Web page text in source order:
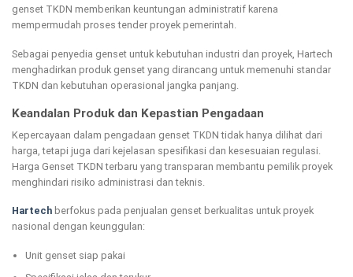
genset TKDN memberikan keuntungan administratif karena
mempermudah proses tender proyek pemerintah.
Sebagai penyedia genset untuk kebutuhan industri dan proyek, Hartech
menghadirkan produk genset yang dirancang untuk memenuhi standar
TKDN dan kebutuhan operasional jangka panjang.
Keandalan Produk dan Kepastian Pengadaan
Kepercayaan dalam pengadaan genset TKDN tidak hanya dilihat dari
harga, tetapi juga dari kejelasan spesifikasi dan kesesuaian regulasi.
Harga Genset TKDN terbaru yang transparan membantu pemilik proyek
menghindari risiko administrasi dan teknis.
Hartech berfokus pada penjualan genset berkualitas untuk proyek
nasional dengan keunggulan:
Unit genset siap pakai